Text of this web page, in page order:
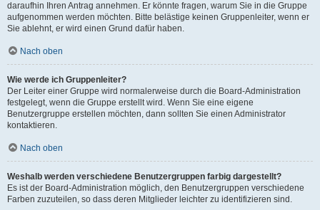
daraufhin Ihren Antrag annehmen. Er könnte fragen, warum Sie in die Gruppe
aufgenommen werden möchten. Bitte belästige keinen Gruppenleiter, wenn er
Sie ablehnt, er wird einen Grund dafür haben.
Nach oben
Wie werde ich Gruppenleiter?
Der Leiter einer Gruppe wird normalerweise durch die Board-Administration
festgelegt, wenn die Gruppe erstellt wird. Wenn Sie eine eigene
Benutzergruppe erstellen möchten, dann sollten Sie einen Administrator
kontaktieren.
Nach oben
Weshalb werden verschiedene Benutzergruppen farbig dargestellt?
Es ist der Board-Administration möglich, den Benutzergruppen verschiedene
Farben zuzuteilen, so dass deren Mitglieder leichter zu identifizieren sind.